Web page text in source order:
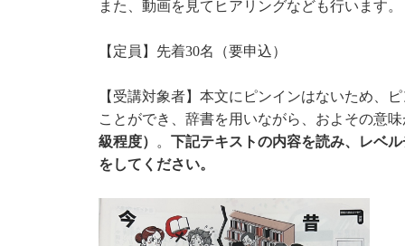
また、動画を見てヒアリングなども行います。
【定員】先着30名（要申込）
【受講対象者】本文にピンインはないため、
ことができ、辞書を用いながら、およその意
級程度）
。 下記テキストの内容を読み、レベ
をしてください。